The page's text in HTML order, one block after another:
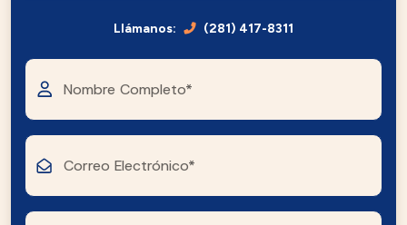
Llámanos: (281) 417-8311